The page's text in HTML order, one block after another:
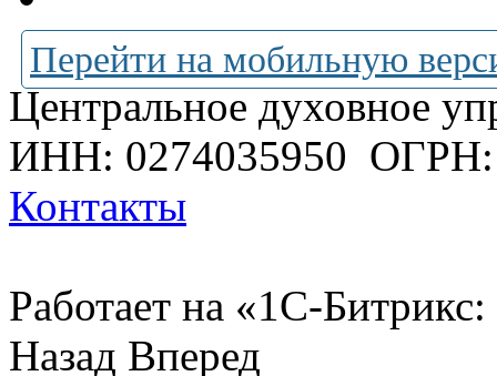
Перейти на мобильную
Центральное духовное
ИНН: 0274035950 ОГРН:
Контакты
Работает на «1С-
Назад Вперед